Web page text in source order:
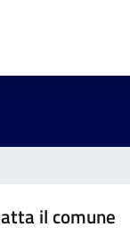
il comune